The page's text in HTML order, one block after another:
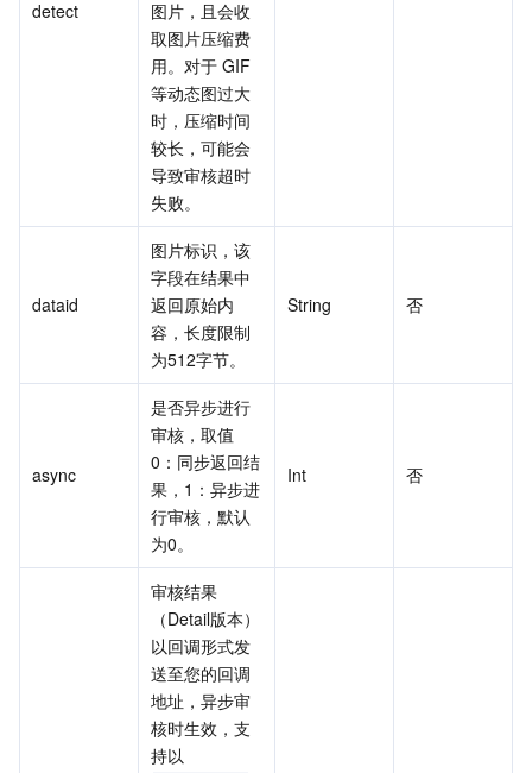
detect
图片，且会收
取图片压缩费
用。对于 GIF
等动态图过大
时，压缩时间
较长，可能会
导致审核超时
失败。
dataid
图片标识，该
字段在结果中
返回原始内
容，长度限制
为512字节。
String 否
async
是否异步进行
审核，取值
0：同步返回结
果，1：异步进
行审核，默认
为0。
Int 否
审核结果
（Detail版本）
以回调形式发
送至您的回调
地址，异步审
核时生效，支
持以